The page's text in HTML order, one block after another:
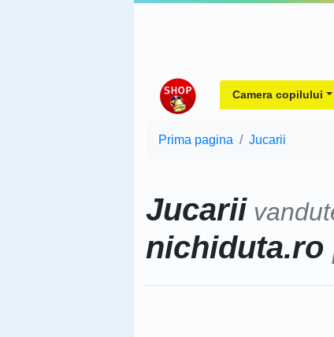
Camera copilului
Prima pagina Jucarii
Jucarii
nichiduta.ro